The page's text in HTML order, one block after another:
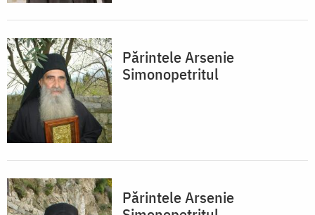
Părintele Arsenie
Simonopetritul
Părintele Arsenie